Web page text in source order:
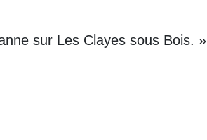
sur Les Clayes sous Bois. »